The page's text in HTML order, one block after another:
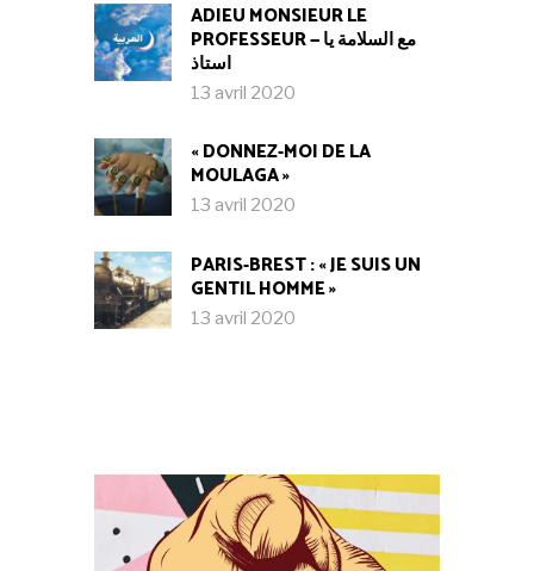
ADIEU MONSIEUR LE
PROFESSEUR — مع السلامة يا
استاذ
13 avril 2020
« DONNEZ-MOI DE LA
MOULAGA »
13 avril 2020
PARIS-BREST : « JE SUIS UN
GENTIL HOMME »
13 avril 2020